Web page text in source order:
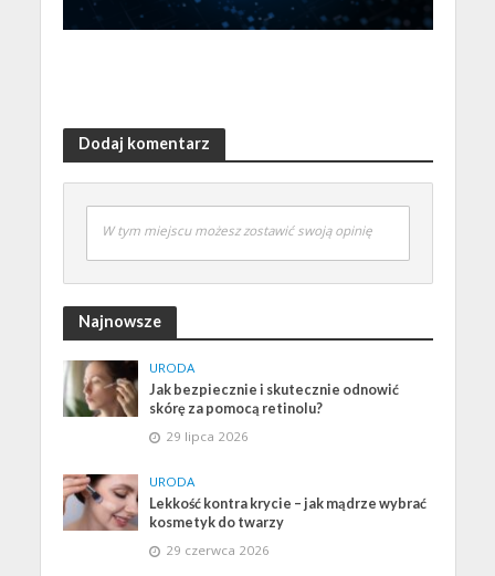
Dodaj komentarz
W tym miejscu możesz zostawić swoją opinię
Najnowsze
URODA
Jak bezpiecznie i skutecznie odnowić
skórę za pomocą retinolu?
29 lipca 2026
URODA
Lekkość kontra krycie – jak mądrze wybrać
kosmetyk do twarzy
29 czerwca 2026